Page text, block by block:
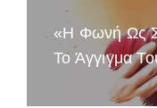
«Η Φωνή Ως
Το Άγγιγμα